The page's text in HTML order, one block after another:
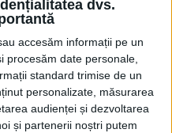
dvs.
accesăm informații pe un
procesăm date personale,
standard trimise de un
personalizate, măsurarea
audienței și dezvoltarea
și partenerii noștri putem